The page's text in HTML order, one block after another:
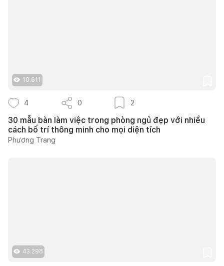
10.611
4 0 2
30 mẫu bàn làm việc trong phòng ngủ đẹp với nhiều
cách bố trí thông minh cho mọi diện tích
Phương Trang
43.298